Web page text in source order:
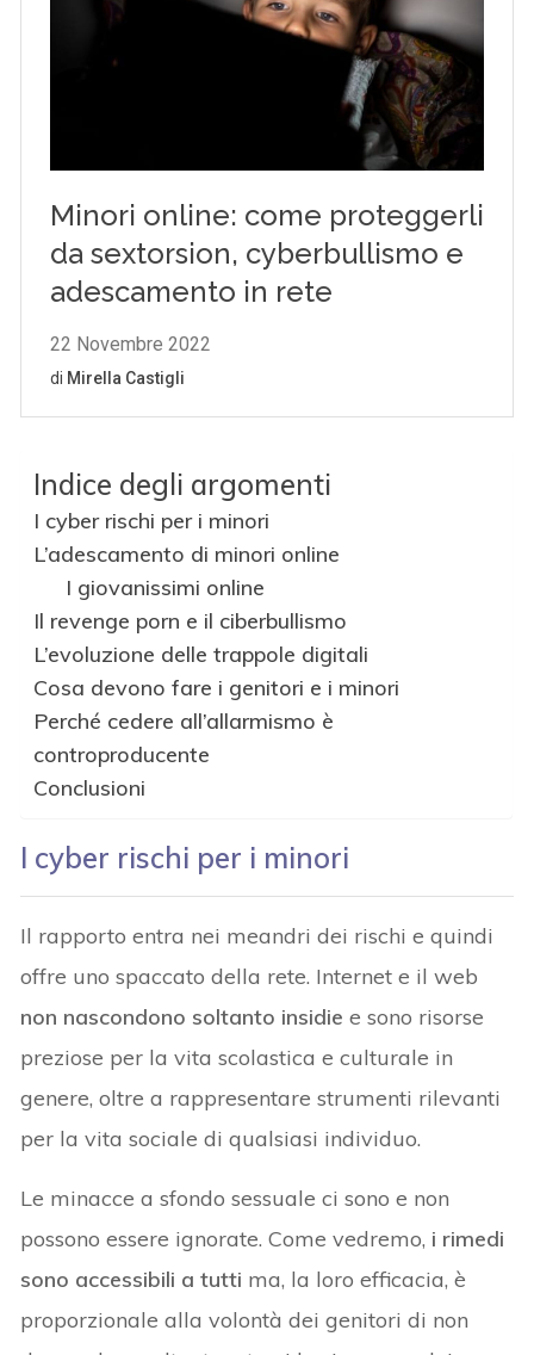
Indice degli argomenti
I cyber rischi per i minori
L’adescamento di minori online
I giovanissimi online
Il revenge porn e il ciberbullismo
L’evoluzione delle trappole digitali
Cosa devono fare i genitori e i minori
Perché cedere all’allarmismo è
controproducente
Conclusioni
I cyber rischi per i minori
Il rapporto entra nei meandri dei rischi e quindi
offre uno spaccato della rete. Internet e il web
non nascondono soltanto insidiee sono risorse
preziose per la vita scolastica e culturale in
genere, oltre a rappresentare strumenti rilevanti
per la vita sociale di qualsiasi individuo.
Le minacce a sfondo sessuale ci sono e non
possono essere ignorate. Come vedremo, i rimedi
sono accessibili a tutti ma, la loro efficacia, è
proporzionale alla volontà dei genitori di non